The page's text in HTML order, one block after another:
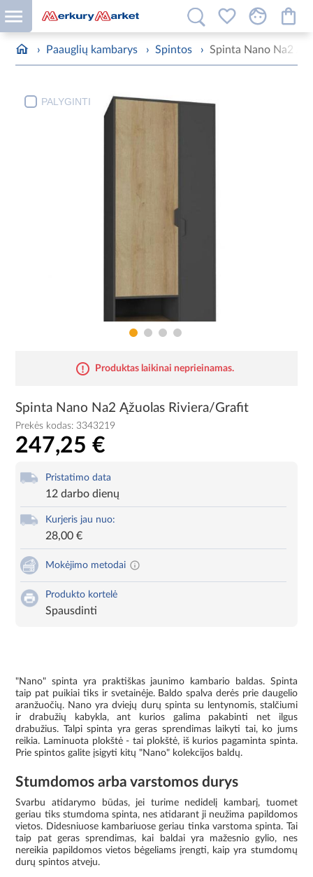
› Paauglių kambarys › Spintos › Spinta Nano Na2
PALYGINTI
Produktas laikinai neprieinamas.
Spinta Nano Na2 Ąžuolas Riviera/Grafit
Prekės kodas: 3343219
247,25 €
Pristatimo data
12 darbo dienų
Kurjeris jau nuo:
28,00 €
Mokėjimo metodai
Produkto kortelė
Spausdinti
"Nano" spinta yra praktiškas jaunimo kambario baldas. Spinta
taip pat puikiai tiks ir svetainėje. Baldo spalva derės prie daugelio
aranžuočių. Nano yra dviejų durų spinta su lentynomis, stalčiumi
ir drabužių kabykla, ant kurios galima pakabinti net ilgus
drabužius. Talpi spinta yra geras sprendimas laikyti tai, ko jums
reikia. Laminuota plokštė - tai plokštė, iš kurios pagaminta spinta.
Prie spintos galite įsigyti kitų "Nano" kolekcijos baldų.
Stumdomos arba varstomos durys
Svarbu atidarymo būdas, jei turime nedidelį kambarį, tuomet
geriau tiks stumdoma spinta, nes atidarant ji neužima papildomos
vietos. Didesniuose kambariuose geriau tinka varstoma spinta. Tai
taip pat geras sprendimas, kai baldai yra mažesnio gylio, nes
nereikia papildomos vietos bėgeliams įrengti, kaip yra stumdomų
durų spintos atveju.